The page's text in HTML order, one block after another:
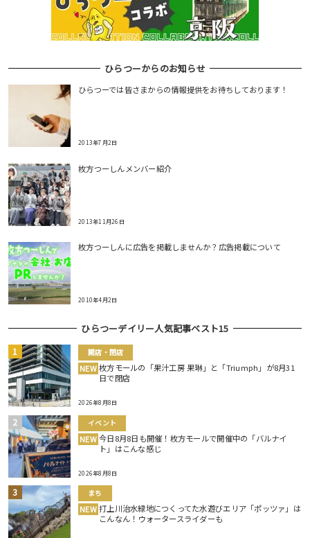
ひらつーからのお知らせ
ひらつーでは皆さまからの情報提供をお待ちしております！
2013年7月2日
枚方つーしんメンバー紹介
2013年11月26日
枚方つーしんに広告を掲載しませんか？広告掲載について
2010年4月2日
ひらつーデイリー人気記事ベスト15
開店・閉店
NEW 枚方モールの「果汁工房 果琳」と「Triumph」が8月31
日で閉店
2026年8月8日
イベント
NEW 今日8月8日も開催！枚方モールで開催中の「バルナイ
ト」はこんな感じ
2026年8月8日
まち
NEW 打上川治水緑地につくってた水遊びエリア「ポッツァ」は
こんなん！ウォータースライダーも